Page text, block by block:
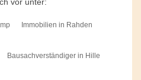
Immobilien in Rahden
Bausachverständiger in Hille